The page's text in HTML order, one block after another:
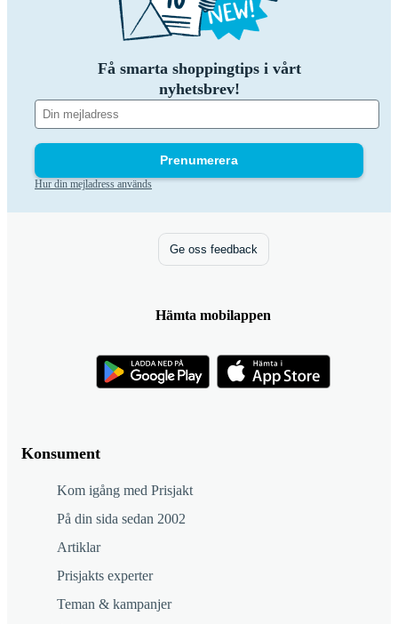
Få smarta shoppingtips i vårt
nyhetsbrev!
Prenumerera
Hur din mejladress används
Konsument
Kom igång med Prisjakt
På din sida sedan 2002
Artiklar
Prisjakts experter
Teman & kampanjer
Ge oss feedback
Hämta mobilappen